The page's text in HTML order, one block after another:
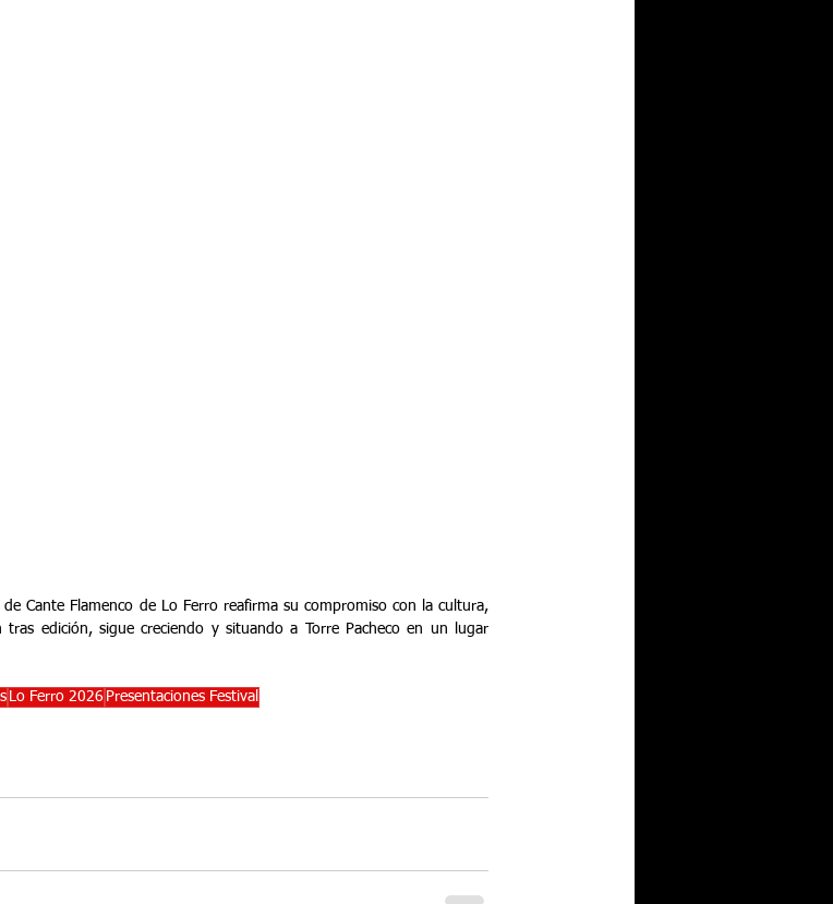
Cante Flamenco de Lo Ferro reafirma su compromiso con la cultura,
edición, sigue creciendo y situando a Torre Pacheco en un lugar
Lo Ferro 2026 Presentaciones Festival